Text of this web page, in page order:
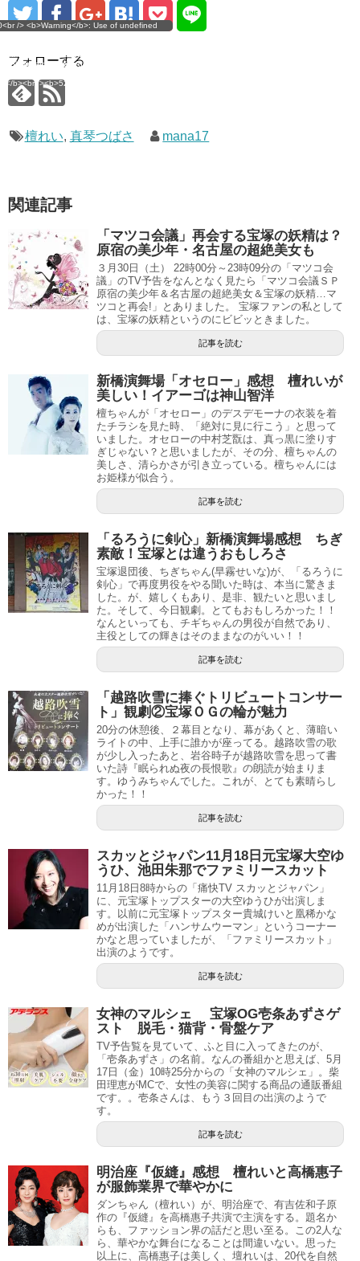
error
b>: Use of undefined
public_html/wp-
ultimate-google-
b><br />
/> <b>Warning</b>: Use of undefined
mana17/yukimana.com/public_html/wp-
content/plugins/ultimate-google-
<b>524</b><br />
フォローする
檀れい, 真琴つばさ mana17
関連記事
「マツコ会議」再会する宝塚の妖精は？
原宿の美少年・名古屋の超絶美女も
３月30日（土） 22時00分～23時09分の「マツコ会
議」のTV予告をなんとなく見たら「マツコ会議ＳＰ
原宿の美少年＆名古屋の超絶美女＆宝塚の妖精…マ
ツコと再会!」とありました。 宝塚ファンの私として
は、宝塚の妖精というのにビビッときました。
記事を読む
新橋演舞場「オセロー」感想 檀れいが
美しい！イアーゴは神山智洋
檀ちゃんが「オセロー」のデスデモーナの衣装を着
たチラシを見た時、「絶対に見に行こう」と思って
いました。オセローの中村芝翫は、真っ黒に塗りす
ぎじゃない？と思いましたが、その分、檀ちゃんの
美しさ、清らかさが引き立っている。檀ちゃんには
お姫様が似合う。
記事を読む
「るろうに剣心」新橋演舞場感想 ちぎ
素敵！宝塚とは違うおもしろさ
宝塚退団後、ちぎちゃん(早霧せいな)が、「るろうに
剣心」で再度男役をやる聞いた時は、本当に驚きま
した。が、嬉しくもあり、是非、観たいと思いまし
た。そして、今日観劇。とてもおもしろかった！！
なんといっても、チギちゃんの男役が自然であり、
主役としての輝きはそのままなのがいい！！
記事を読む
「越路吹雪に捧ぐトリビュートコンサー
ト」観劇②宝塚ＯＧの輪が魅力
20分の休憩後、２幕目となり、幕があくと、薄暗い
ライトの中、上手に誰かが座ってる。越路吹雪の歌
が少し入ったあと、岩谷時子が越路吹雪を思って書
いた詩『眠られぬ夜の長恨歌』の朗読が始まりま
す。ゆうみちゃんでした。これが、とても素晴らし
かった！！
記事を読む
スカッとジャパン11月18日元宝塚大空ゆ
うひ、池田朱那でファミリースカット
11月18日8時からの「痛快TV スカッとジャパン」
に、元宝塚トップスターの大空ゆうひが出演しま
す。以前に元宝塚トップスター貴城けいと凰稀かな
めが出演した「ハンサムウーマン」というコーナー
かなと思っていましたが、「ファミリースカット」
出演のようです。
記事を読む
女神のマルシェ 宝塚OG壱条あずさゲ
スト 脱毛・猫背・骨盤ケア
TV予告覧を見ていて、ふと目に入ってきたのが、
「壱条あずさ」の名前。なんの番組かと思えば、5月
17日（金）10時25分からの「女神のマルシェ」。柴
田理恵がMCで、女性の美容に関する商品の通販番組
です。。壱条さんは、もう３回目の出演のようで
す。
記事を読む
明治座『仮縫』感想 檀れいと高橋惠子
が服飾業界で華やかに
ダンちゃん（檀れい）が、明治座で、有吉佐和子原
作の『仮縫』を高橋惠子共演で主演をする。題名か
らも、ファッション界の話だと思い至る。この2人な
ら、華やかな舞台になることは間違いない。思った
以上に、高橋惠子は美しく、壇れいは、20代を自然